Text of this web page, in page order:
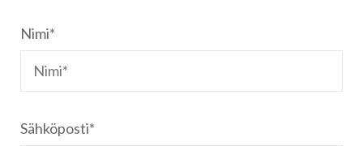
Nimi*
Sähköposti*